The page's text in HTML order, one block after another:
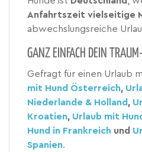
Anfahrtszeit vielseitige
abwechslungsreiche
GANZ EINFACH DEIN
Gefragt für einen Urlaub
mit Hund Österreich,
Niederlande & Holland,
Kroatien, Urlaub mit
Hund in Frankreich und
Spanien.